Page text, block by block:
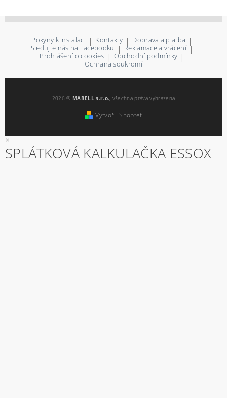
Pokyny k instalaci | Kontakty | Doprava a platba |
Sledujte nás na Facebooku | Reklamace a vrácení |
Prohlášení o cookies | Obchodní podmínky |
Ochrana soukromí
2026 © MARELL s.r.o., všechna práva vyhrazena
Vytvořil Shoptet
×
SPLÁTKOVÁ KALKULAČKA ESSOX